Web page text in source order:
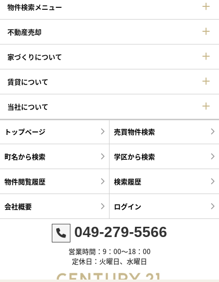
物件検索メニュー
不動産売却
家づくりについて
賃貸について
当社について
トップページ 売買物件検索
町名から検索 学区から検索
物件閲覧履歴 検索履歴
会社概要 ログイン
049-279-5566
営業時間：9：00～18：00
定休日：火曜日、水曜日